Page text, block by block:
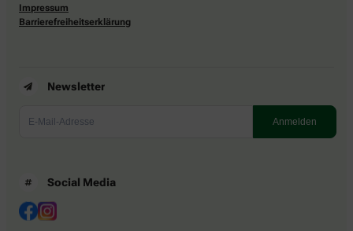
Impressum
Barrierefreiheitserklärung
Newsletter
Social Media